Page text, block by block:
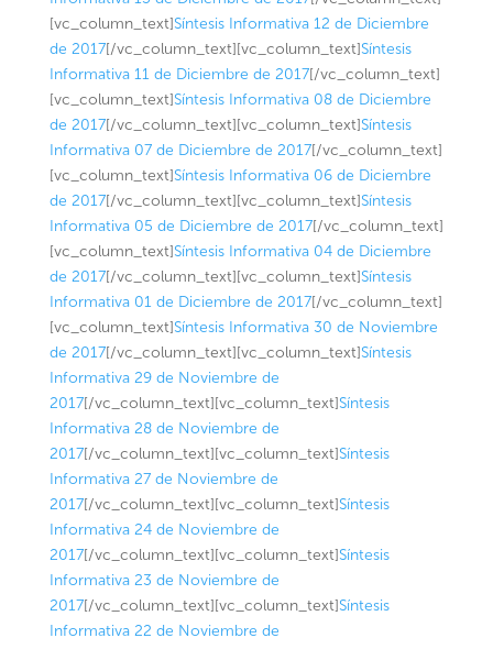
[vc_column_text]Síntesis Informativa 12 de Diciembre
de 2017[/vc_column_text][vc_column_text]Síntesis
Informativa 11 de Diciembre de 2017[/vc_column_text]
[vc_column_text]Síntesis Informativa 08 de Diciembre
de 2017[/vc_column_text][vc_column_text]Síntesis
Informativa 07 de Diciembre de 2017[/vc_column_text]
[vc_column_text]Síntesis Informativa 06 de Diciembre
de 2017[/vc_column_text][vc_column_text]Síntesis
Informativa 05 de Diciembre de 2017[/vc_column_text]
[vc_column_text]Síntesis Informativa 04 de Diciembre
de 2017[/vc_column_text][vc_column_text]Síntesis
Informativa 01 de Diciembre de 2017[/vc_column_text]
[vc_column_text]Síntesis Informativa 30 de Noviembre
de 2017[/vc_column_text][vc_column_text]Síntesis
Informativa 29 de Noviembre de
2017[/vc_column_text][vc_column_text]Síntesis
Informativa 28 de Noviembre de
2017[/vc_column_text][vc_column_text]Síntesis
Informativa 27 de Noviembre de
2017[/vc_column_text][vc_column_text]Síntesis
Informativa 24 de Noviembre de
2017[/vc_column_text][vc_column_text]Síntesis
Informativa 23 de Noviembre de
2017[/vc_column_text][vc_column_text]Síntesis
Informativa 22 de Noviembre de